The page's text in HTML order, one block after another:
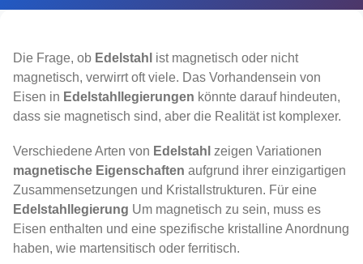
Die Frage, ob Edelstahl ist magnetisch oder nicht
magnetisch, verwirrt oft viele. Das Vorhandensein von
Eisen in Edelstahllegierungen könnte darauf hindeuten,
dass sie magnetisch sind, aber die Realität ist komplexer.
Verschiedene Arten von Edelstahl zeigen Variationen
magnetische Eigenschaften aufgrund ihrer einzigartigen
Zusammensetzungen und Kristallstrukturen. Für eine
Edelstahllegierung Um magnetisch zu sein, muss es
Eisen enthalten und eine spezifische kristalline Anordnung
haben, wie martensitisch oder ferritisch.